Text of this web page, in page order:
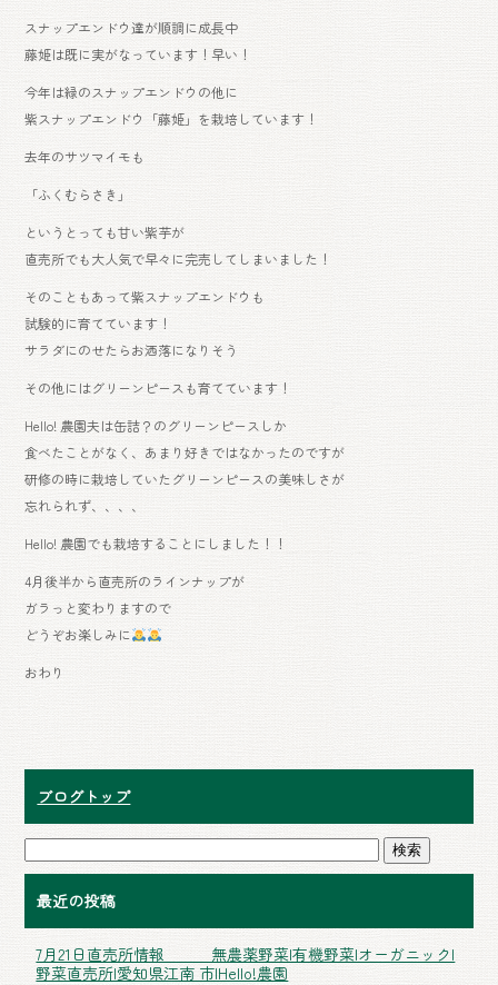
スナップエンドウ達が順調に成長中
藤姫は既に実がなっています！早い！
今年は緑のスナップエンドウの他に
紫スナップエンドウ「藤姫」を栽培しています！
去年のサツマイモも
「ふくむらさき」
というとっても甘い紫芋が
直売所でも大人気で早々に完売してしまいました！
そのこともあって紫スナップエンドウも
試験的に育てています！
サラダにのせたらお洒落になりそう
その他にはグリーンピースも育てています！
Hello! 農園夫は缶詰？のグリーンピースしか
食べたことがなく、あまり好きではなかったのですが
研修の時に栽培していたグリーンピースの美味しさが
忘れられず、、、、
Hello! 農園でも栽培することにしました！！
4月後半から直売所のラインナップが
ガラっと変わりますので
どうぞお楽しみに
おわり
ブログトップ
最近の投稿
7月21日直売所情報 無農薬野菜|有機野菜|オーガニック|
野菜直売所|愛知県江南 市|Hello!農園